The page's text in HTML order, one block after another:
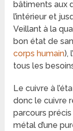
bâtiments aux
l’intérieur et
Veillant à la
bon état de
corps humain),
tous les
Le cuivre à
donc le cuivre
parcours
métal d’une